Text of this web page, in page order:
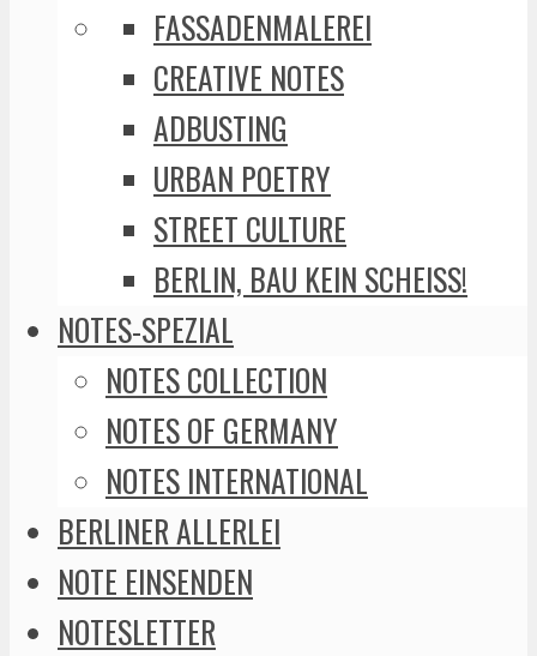
FASSADENMALEREI
CREATIVE NOTES
ADBUSTING
URBAN POETRY
STREET CULTURE
BERLIN, BAU KEIN SCHEISS!
NOTES-SPEZIAL
NOTES COLLECTION
NOTES OF GERMANY
NOTES INTERNATIONAL
BERLINER ALLERLEI
NOTE EINSENDEN
NOTESLETTER